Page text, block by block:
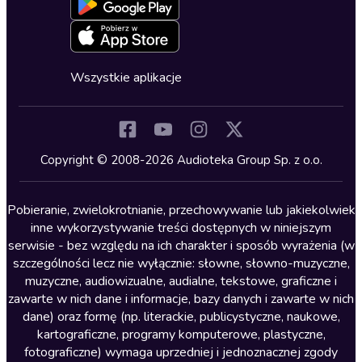
Kryminały
Lektury szkolne
Literatura anglojęzyczna
Literatura faktu
Literatura obyczajowa
Literatura piękna obca
Literatura piękna polska
Nagrania relaksacyjne
Deklaracja dostępności
Oferta dla firm i bibliotek
Zapowiedzi
Cykle audiobooków
Wszystkie aplikacje
Copyright © 2008-2026 Audioteka Group Sp. z o.o.
Pobieranie, zwielokrotnianie, przechowywanie lub jakiekolwiek
inne wykorzystywanie treści dostępnych w niniejszym
serwisie - bez względu na ich charakter i sposób wyrażenia (w
szczególności lecz nie wyłącznie: słowne, słowno-muzyczne,
muzyczne, audiowizualne, audialne, tekstowe, graficzne i
zawarte w nich dane i informacje, bazy danych i zawarte w nich
dane) oraz formę (np. literackie, publicystyczne, naukowe,
kartograficzne, programy komputerowe, plastyczne,
fotograficzne) wymaga uprzedniej i jednoznacznej zgody